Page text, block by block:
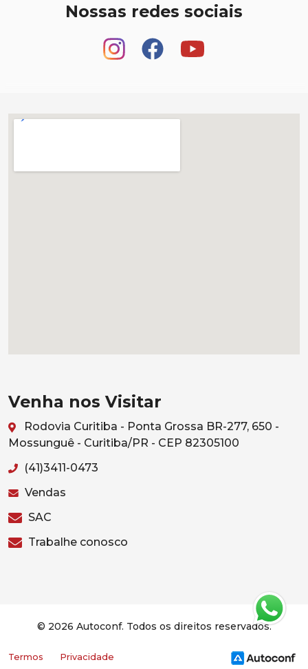
Nossas redes sociais
Venha nos Visitar
Rodovia Curitiba - Ponta Grossa BR-277, 650 -
Mossunguê - Curitiba/PR - CEP 82305100
(41)3411-0473
Vendas
SAC
Trabalhe conosco
© 2026 Autoconf. Todos os direitos reservados.
Termos Privacidade